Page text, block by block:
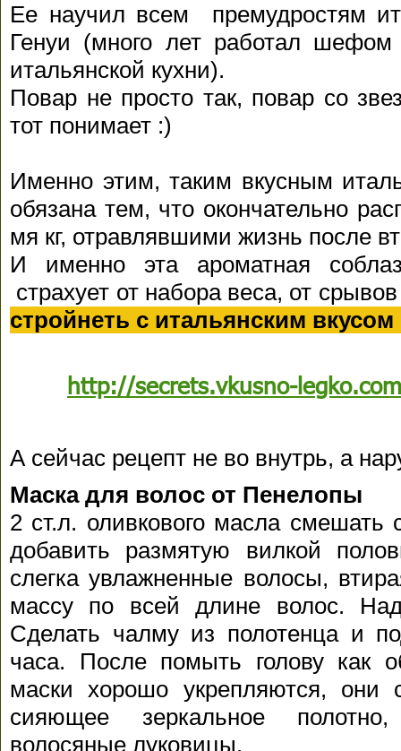
Ее научил всем премудростям
Генуи (много лет работал шефом
итальянской кухни).
Повар не просто так, повар со
тот понимает :)
Именно этим, таким вкусным
обязана тем, что окончательно
мя кг, отравлявшими жизнь после
И именно эта ароматная
страхует от набора веса, от
стройнеть с итальянским
http://secrets.vkusno-
А сейчас рецепт не во внутрь, а
Маска для волос от Пенелопы
2 ст.л. оливкового масла
добавить размятую вилкой
слегка увлажненные волосы,
массу по всей длине волос.
Сделать чалму из полотенца и
часа. После помыть голову как
маски хорошо укрепляются, они
сияющее зеркальное
волосяные луковицы.